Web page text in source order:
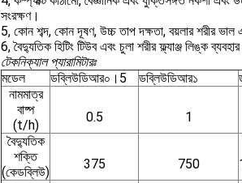
সংরক্ষণ।
5, কোন শব্দ, কোন দূষণ, উচ্চ তাপ দক্ষতা, বয়লার শরীর
6, বৈদ্যুতিক হিটিং টিউব এবং চুলা শরীর ফ্ল্যাঞ্জ লিঙ্ক
টেকনিক্যাল প্যারামিটারঃ
মডেল
ডব্লিউডিআর০।5 ডব্লিউডিআর১
নামমাত্র
বাষ্প
(t/h)
0.5 1
বৈদ্যুতিক
শক্তি
(কেডব্লিউ)
375 750